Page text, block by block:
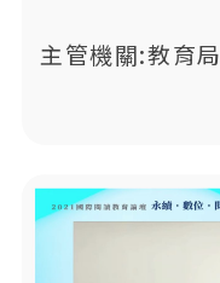
主管機關:教育局